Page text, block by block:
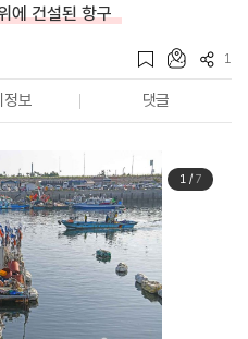
에 건설된 항구
1
정보 댓글
1/ 7